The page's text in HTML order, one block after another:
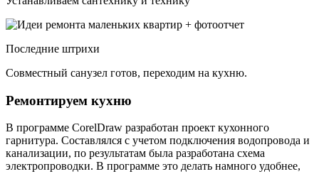
Последние штрихи
Совместный санузел готов, переходим на кухню.
Ремонтируем кухню
В программе CorelDraw разработан проект кухонного
гарнитура. Составлялся с учетом подключения водопровода и
канализации, по результатам была разработана схема
электропроводки. В программе это делать намного удобнее,